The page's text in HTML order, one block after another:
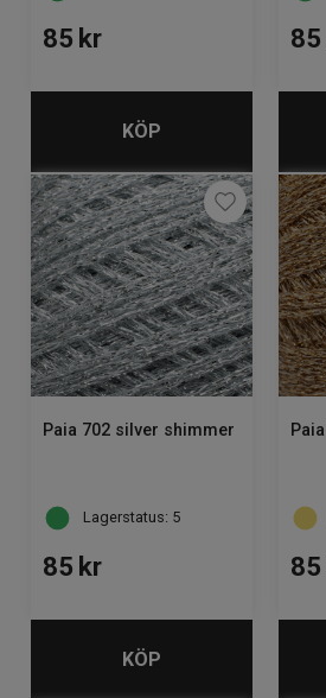
85 kr
KÖP
85
Paia 702 silver shimmer
Lagerstatus: 5
85 kr
KÖP
85